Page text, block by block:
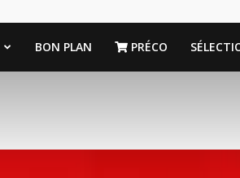
BON PLAN PRÉCO